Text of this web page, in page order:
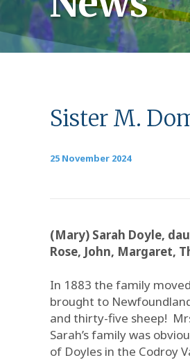
Sister M.
25 November 2024
(Mary) Sarah Doyle,
Rose, John, Margaret,
In 1883 the family
brought to
and thirty-five sheep!
Sarah’s family was
of Doyles in the Codroy